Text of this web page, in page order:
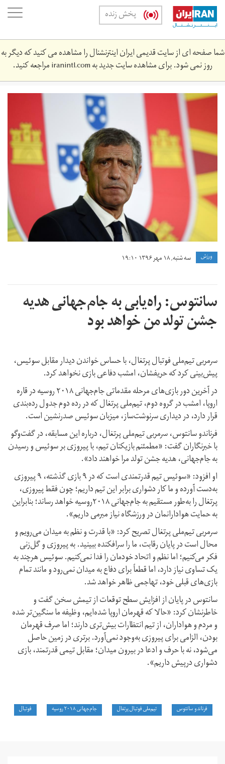
Skip
main
content
پخش زنده
شما صفحه ای از سایت قدیمی ایران اینترنشنال را مشاهده می کنید که دیگر به
روز نمی شود. برای مشاهده سایت جدید بهiranintl.comمراجعه کنید.
ورزش سه شنبه, ۱۸ مهر ۱۳۹۶ ۱۹:۱۰
سانتوس: راه‌یابی به جام‌جهانی هدیه
جشن تولد من خواهد بود
سرمربی تیم‌ملی فوتبال پرتغال، با حساس خواندن دیدار مقابل سوئیس،
پیش‌بینی کرد که حریفشان، امشب دفاعی بازی نخواهد کرد.
در آخرین دور بازی‌های مرحله مقدماتی جام‌جهانی ۲۰۱۸ روسیه در قاره
اروپا، امشب در گروه دوم، تیم‌ملی پرتغال که در رده دوم جدول رده‌بندی
قرار دارد، در دیداری سرنوشت‌ساز، میزبان سوئیس صدرنشین است.
فرناندو سانتوس، سرمربی تیم‌ملی پرتغال، درباره این مسابقه، در گفت‌وگو
با خبرنگاران گفت: «مطمئنم بازیکنان تیم، با پیروزی بر سوئیس و رسیدن
به جام‌جهانی، هدیه جشن تولد مرا خواهند داد».
او افزود: «سوئیس تیم قدرتمندی است که در ۹ بازی گذشته، ۹ پیروزی
به‌دست آورده و ما کار دشواری برابر این تیم داریم؛ چون فقط پیروزی،
پرتغال را به‌طور مستقیم به جام‌جهانی ۲۰۱۸روسیه خواهد رساند؛ بنابراین
به حمایت هوادارانمان در ورزشگاه نیاز مبرمی داریم».
سرمربی تیم‌ملی پرتغال تصریح کرد: «با قدرت و نظم به میدان می‌رویم و
محال است در پایان رقابت، ما را سرافکنده ببینید. به پیروزی و گل‌زنی
فکر می‌کنیم؛ اما نظم و اتحاد خودمان را فدا نمی‌کنیم. سوئیس هرچند به
یک تساوی نیاز دارد، اما قطعاً برای دفاع به میدان نمی‌رود و مانند تمام
بازی‌های قبلی خود، تهاجمی ظاهر خواهد شد.
سانتوس در پایان از افزایش سطح توقعات از تیمش سخن گفت و
خاطرنشان کرد: «حالا که قهرمان اروپا شده‌ایم، وظیفه ما سنگین‌تر شده
و مردم و هواداران، از تیم انتظارات بیش‌تری دارند؛ اما صرف قهرمان
بودن، الزامی برای پیروزی به‌وجود نمی‌آورد. برتری در زمین حاصل
می‌شود، نه با حرف و ادعا در بیرون میدان؛ مقابل تیمی قدرتمند، بازی
دشواری درپیش داریم».
فرناندو سانتوس تیم‌ملی فوتبال پرتغال جام‌جهانی ۲۰۱۸ روسیه فوتبال